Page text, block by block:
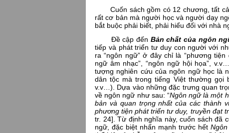
Cuốn sách gồm có 12 chương, tất cả
rất cơ bản mà người học và người dạy
bắt buộc phải biết, phải hiểu đối với nhà
Đề cập đến Bản chất của ngôn
tiếp và phát triển tư duy con người với
ra “ngôn ngữ” ở đây chỉ là “phương
ngữ âm nhạc”, “ngôn ngữ hội họa”,
tượng nghiên cứu của ngôn ngữ học là
dân tộc mà trong tiếng Việt thường gọi
v.v…). Dựa vào những đặc trưng quan
về ngôn ngữ như sau: “Ngôn ngữ là một
bản và quan trọng nhất của các thành
phương tiện phát triển tư duy, truyền đạt
tr. 24]. Từ định nghĩa này, cuốn sách đã
ngữ, đặc biệt nhấn mạnh trước hết